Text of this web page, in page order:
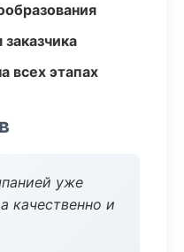
всех этапах
уже
качественно и